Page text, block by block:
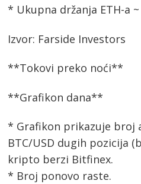
* Ukupna držanja ETH-a
Izvor: Farside Investors
**Tokovi preko noći**
**Grafikon dana**
* Grafikon prikazuje broj
BTC/USD dugih pozicija
kripto berzi Bitfinex.
* Broj ponovo raste.